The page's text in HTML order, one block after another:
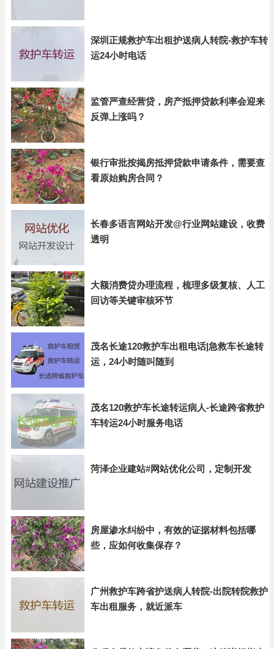
深圳正规救护车出租护送病人转院-救护车转
运24小时电话
监管严查经营贷，房产抵押贷款利率会迎来
反弹上涨吗？
银行审批按揭房抵押贷款申请条件，需要查
看原始购房合同？
长春多语言网站开发@行业网站建设，收费
透明
大额消费贷办理流程，梳理多级复核、人工
回访等关键审核环节
茂名长途120救护车出租电话|急救车长途转
运，24小时随叫随到
茂名120救护车长途转运病人-长途跨省救护
车转运24小时服务电话
菏泽企业建站#网站优化公司，定制开发
房屋渗水纠纷中，有效的证据材料包括哪
些，应如何收集保存？
广州救护车跨省护送病人转院-出院转院救护
车出租服务，就近派车